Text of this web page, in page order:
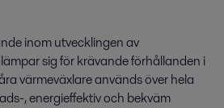
inom utvecklingen av
sig för krävande förhållanden i
värmeväxlare används över hela
, energieffektiv och bekväm